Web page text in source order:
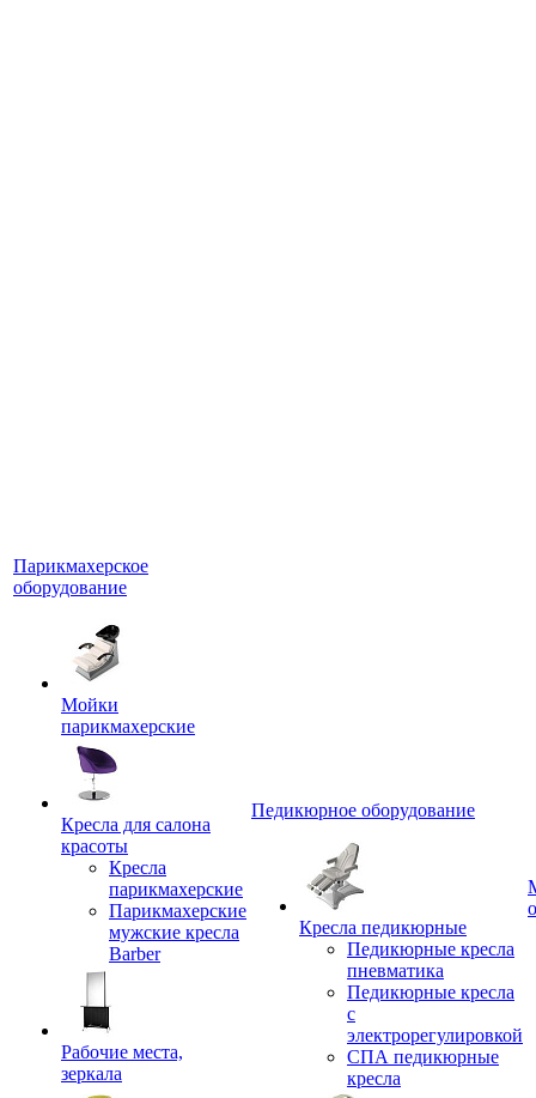
Парикмахерское
оборудование
Мойки
парикмахерские
Кресла для салона
красоты
Кресла
парикмахерские
Парикмахерские
мужские кресла
Barber
Рабочие места,
зеркала
Педикюрное оборудование
Кресла педикюрные
Педикюрные кресла
пневматика
Педикюрные кресла
с
электрорегулировкой
СПА педикюрные
кресла